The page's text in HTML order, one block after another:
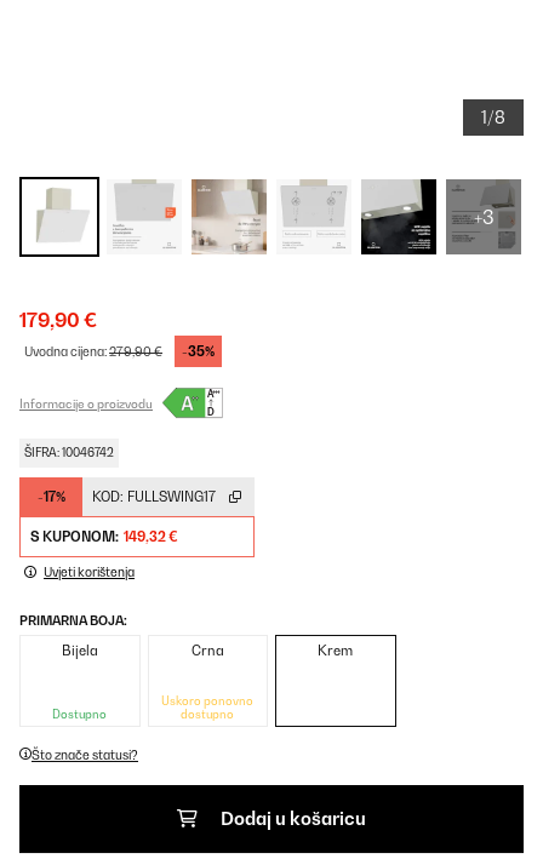
1/8
+3
179,90 €
Uvodna cijena:279,90 € -35%
Informacije o proizvodu
ŠIFRA: 10046742
-17% KOD: FULLSWING17
S KUPONOM: 149,32 €
Uvjeti korištenja
PRIMARNA BOJA:
Bijela
Dostupno
Crna
Uskoro ponovno
dostupno
Krem
Što znače statusi?
Dodaj u košaricu